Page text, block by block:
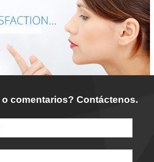
comentarios? Contáctenos.